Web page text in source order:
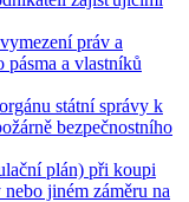
práv a
pásma a vlastníků
státní správy k
bezpečnostního
plán) při koupi
jiném záměru na